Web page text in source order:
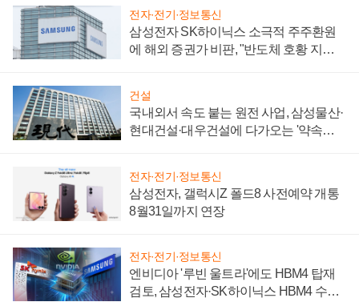
전자·전기·정보통신
삼성전자 SK하이닉스 소극적 주주환원
에 해외 증권가 비판, "반도체 호황 지속
건설
국내외서 속도 붙는 원전 사업, 삼성물산·
현대건설·대우건설에 다가오는 '약속의
전자·전기·정보통신
삼성전자, 갤럭시Z 폴드8 사전예약 개통
8월31일까지 연장
전자·전기·정보통신
엔비디아 '루빈 울트라'에도 HBM4 탑재
검토, 삼성전자·SK하이닉스 HBM4 수율